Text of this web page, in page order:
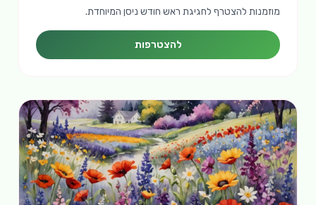
מוזמנות להצטרף לחגיגת ראש חודש ניסן המיוחדת.
להצטרפות